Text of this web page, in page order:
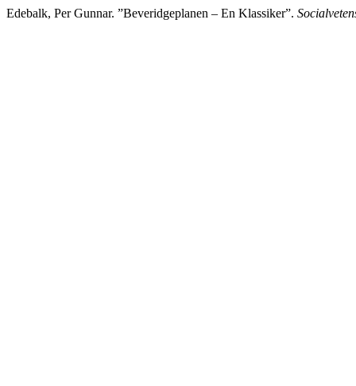
Edebalk, Per Gunnar. ”Beveridgeplanen – En Klassiker”.